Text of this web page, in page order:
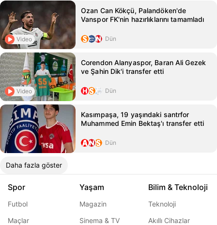
Video
Ozan Can Kökçü, Palandöken'de
Vanspor FK'nin hazırlıklarını tamamladı
Dün
Video
Corendon Alanyaspor, Baran Ali Gezek
ve Şahin Dik'i transfer etti
Dün
Kasımpaşa, 19 yaşındaki santrfor
Muhammed Emin Bektaş'ı transfer etti
Dün
Daha fazla göster
Spor
Futbol
Maçlar
Yaşam
Magazin
Sinema & TV
Bilim & Teknoloji
Teknoloji
Akıllı Cihazlar